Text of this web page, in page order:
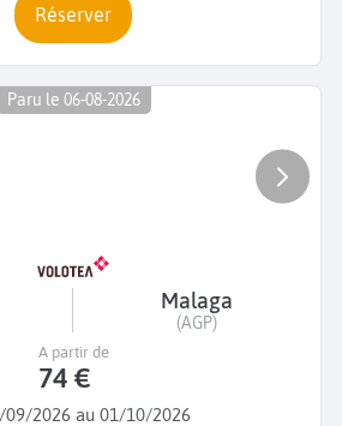
Réserver
Paru le 06-08-2026
Malaga
(AGP)
09/2026 au 01/10/2026
A partir de
74 €